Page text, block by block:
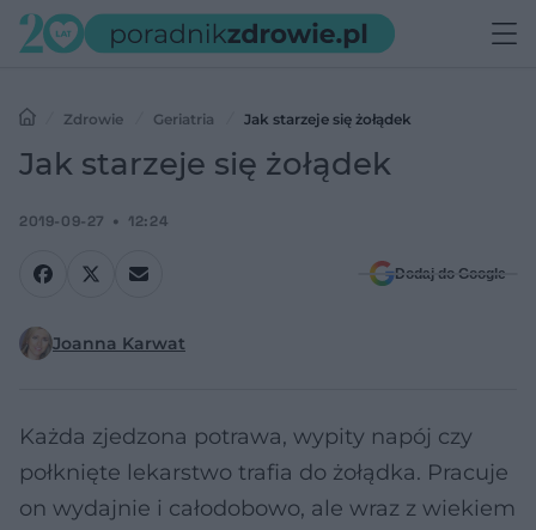
Zdrowie Geriatria Jak starzeje się żołądek
Jak starzeje się żołądek
2019-09-27 12:24
Dodaj do Google
Joanna Karwat
Każda zjedzona potrawa, wypity napój czy
połknięte lekarstwo trafia do żołądka. Pracuje
on wydajnie i całodobowo, ale wraz z wiekiem